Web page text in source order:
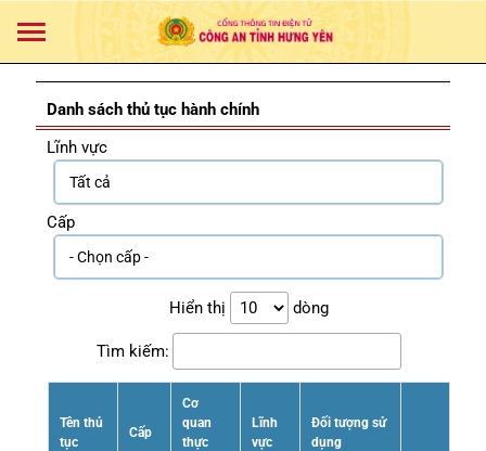
Danh sách thủ tục hành chính
Lĩnh vực
Cấp
Hiển thị dòng
Tìm kiếm:
Tên thủ
tục
Cấp
Cơ
quan
thực
Lĩnh
vực
Đối tượng sử
dụng